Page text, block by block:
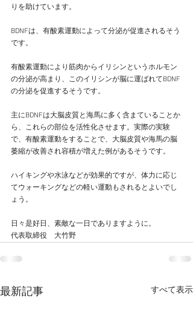
りを助けています。
BDNFは、有酸素運動によって分泌が促進されるそう
です。
有酸素運動により筋肉からイリシンというホルモン
の分泌が高まり、このイリシンが脳に運ばれてBDNF
の分泌を促進するそうです。
主にBDNFは大脳皮質と海馬に多く含まていることか
ら、これらの部位を活性化させます。実際の実験
で、有酸素運動をすることで、大脳皮質や海馬の脳
萎縮が改善され容積が増えた例があるそうです。
ハイキングや水泳などが効果的ですが、体力に応じ
てウォーキングなどの軽い運動もされるとよいでし
ょう。
日々是好日、素敵な一日でありますように。
代表取締役　大竹野
最新記事 すべて表示